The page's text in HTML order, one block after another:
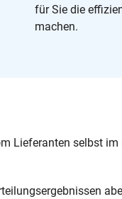
für Sie die
machen.
Lieferanten selbst im